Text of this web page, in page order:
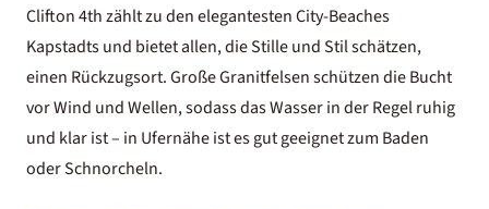
Clifton 4th zählt zu den elegantesten City-Beaches
Kapstadts und bietet allen, die Stille und Stil schätzen,
einen Rückzugsort. Große Granitfelsen schützen die Bucht
vor Wind und Wellen, sodass das Wasser in der Regel ruhig
und klar ist – in Ufernähe ist es gut geeignet zum Baden
oder Schnorcheln.